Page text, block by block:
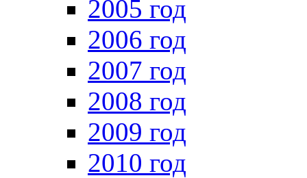
2005 год
2006 год
2007 год
2008 год
2009 год
2010 год